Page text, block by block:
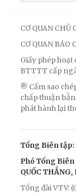
CƠ QUAN CHỦ
CƠ QUAN BÁO
Giấy phép hoạt
BTTTT cấp
® Cấm sao
chấp thuận
phát hành lại
Tổng Biên tập:
Phó Tổng Biên
QUỐC
Tổng đài VTV: